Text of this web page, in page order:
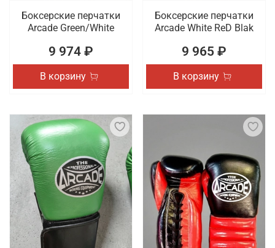
Боксерские перчатки
Arcade Green/White
9 974 ₽
В корзину
Боксерские перчатки
Arcade White ReD Blak
9 965 ₽
В корзину